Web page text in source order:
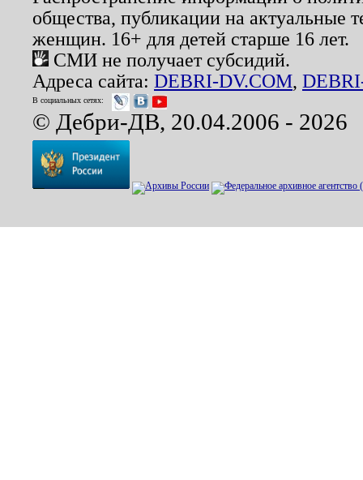
общества, публикации на актуальные
женщин. 16+ для детей старше 16 лет.
СМИ не получает субсидий.
Адреса сайта: DEBRI-DV.COM,
В социальных сетях:
© Дебри-ДВ, 20.04.2006 - 2026